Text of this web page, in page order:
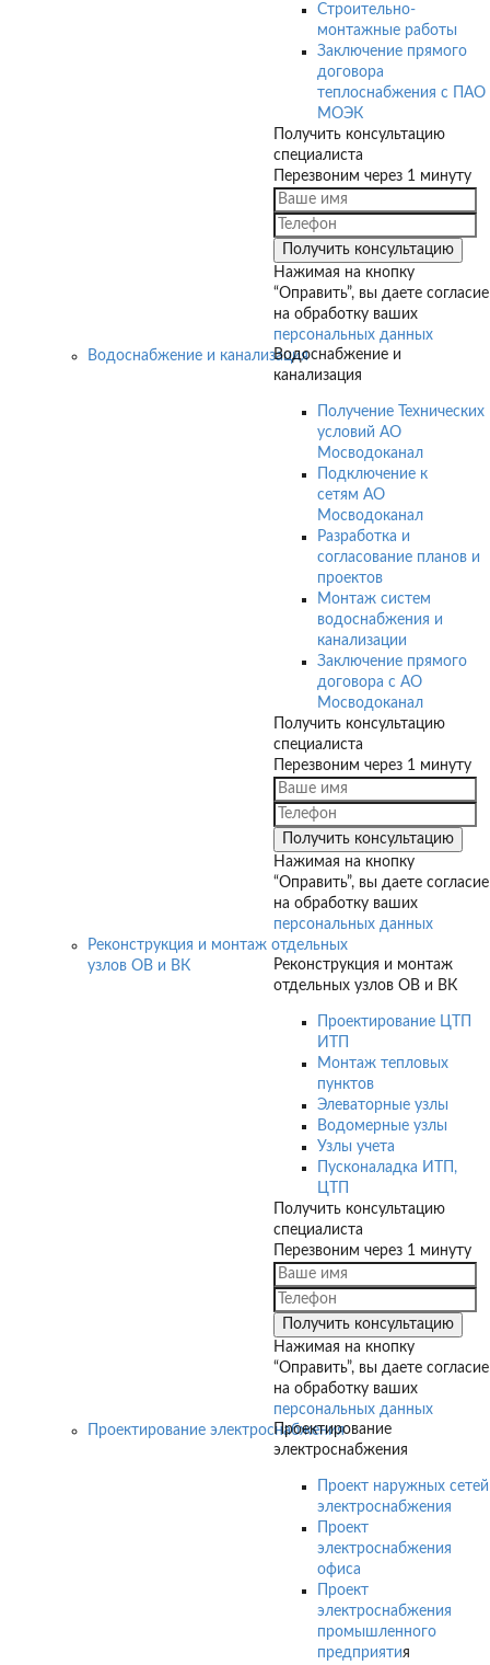
Строительно-
монтажные работы
Заключение прямого
договора
теплоснабжения с ПАО
МОЭК
Получить консультацию
специалиста
Перезвоним через 1 минуту
Нажимая на кнопку
“Оправить”, вы даете согласие
на обработку ваших
персональных данных
Водоснабжение и канализацияВодоснабжение и
канализация
Получение Технических
условий АО
Мосводоканал
Подключение к
сетям АО
Мосводоканал
Разработка и
согласование планов и
проектов
Монтаж систем
водоснабжения и
канализации
Заключение прямого
договора с АО
Мосводоканал
Получить консультацию
специалиста
Перезвоним через 1 минуту
Нажимая на кнопку
“Оправить”, вы даете согласие
на обработку ваших
персональных данных
Реконструкция и монтаж отдельных
узлов ОВ и ВК
Реконструкция и монтаж
отдельных узлов ОВ и ВК
Проектирование ЦТП
ИТП
Монтаж тепловых
пунктов
Элеваторные узлы
Водомерные узлы
Узлы учета
Пусконаладка ИТП,
ЦТП
Получить консультацию
специалиста
Перезвоним через 1 минуту
Нажимая на кнопку
“Оправить”, вы даете согласие
на обработку ваших
персональных данных
Проектирование электроснабжения
Проектирование
электроснабжения
Проект наружных сетей
электроснабжения
Проект
электроснабжения
офиса
Проект
электроснабжения
промышленного
предприятия